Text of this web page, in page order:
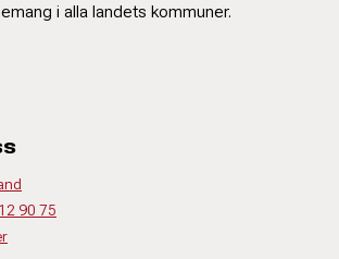
i alla landets kommuner.
90 75